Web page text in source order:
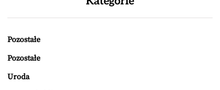
Pozostałe
Pozostałe
Uroda